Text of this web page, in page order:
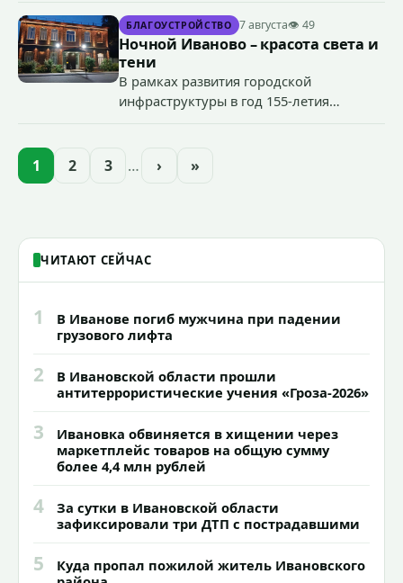
террористического акта на объекте
органов государственной власти.
«Гроза-2026».
БЛАГОУСТРОЙСТВО 7 августа👁 49
Ночной Иваново – красота света и
тени
В рамках развития городской
инфраструктуры в год 155-летия
проекта подсветки исторических
1 2 3 … › »
ЧИТАЮТ СЕЙЧАС
1
В Иванове погиб мужчина при падении
грузового лифта
2
В Ивановской области прошли
антитеррористические учения «Гроза-2026»
3
Ивановка обвиняется в хищении через
маркетплейс товаров на общую сумму
более 4,4 млн рублей
4
За сутки в Ивановской области
зафиксировали три ДТП с пострадавшими
5
Куда пропал пожилой житель Ивановского